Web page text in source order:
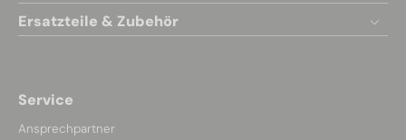
Ersatzteile & Zubehör
Service
Ansprechpartner